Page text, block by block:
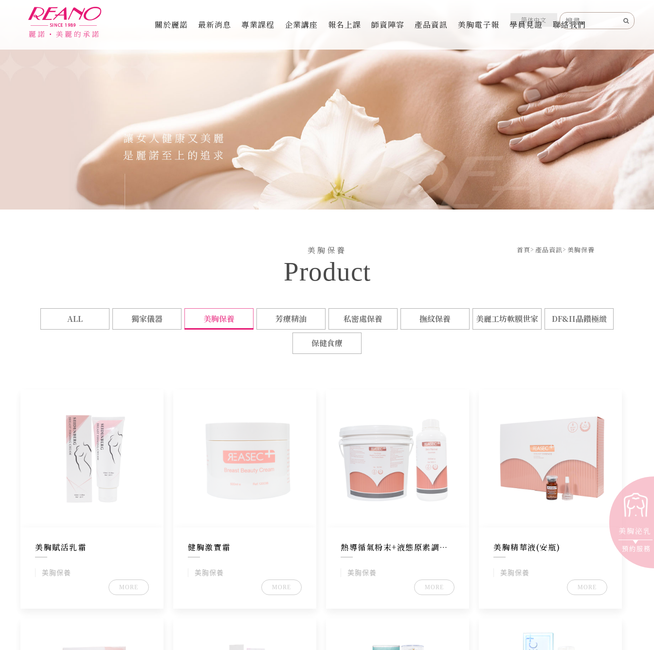
简体中文
關於麗諾 最新消息 專業課程
美胸專職技術國際認證班
美胸顧問微型創業培訓班
美胸顧問全能認證培訓班
企業講座 報名上課 師資陣容 產品資訊
獨家儀器
芳療精油
私密處保養
撫紋保養
美麗工坊軟膜世家
DF&II晶鑽極緻
美胸電子報 學員見證 聯絡我們
美胸保養
Product
首頁 產品資訊 美胸保養
ALL 獨家儀器 美胸保養 芳療精油 私密處保養 撫紋保養 美麗工坊軟膜世家 DF&II晶鑽極緻
保健食療
美胸賦活乳霜
美胸保養
MORE
健胸激實霜
美胸保養
MORE
熱導循氣粉末+液態原素調配
美胸保養
MORE
美胸精華液(安瓶)
美胸保養
MORE
美胸泌乳
預約服務